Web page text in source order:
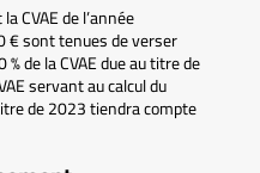
CVAE de l’année
€ sont tenues de verser
de la CVAE due au titre de
servant au calcul du
de 2023 tiendra compte